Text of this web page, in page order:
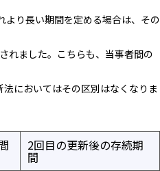
り長い期間を定める場合は、その
れました。こちらも、当事者間の
においてはその区別はなくなりま
2回目の更新後の存続期
間